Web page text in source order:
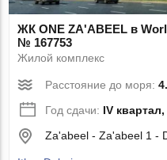
ЖК ONE ZA'ABEEL в
№ 167753
Жилой комплекс
Расстояние до моря:
Год сдачи: IV
Za'abeel - Za'abeel 1 -